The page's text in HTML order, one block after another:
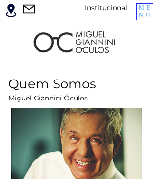
ME
NU
Institucional
Quem Somos
Miguel Giannini Óculos